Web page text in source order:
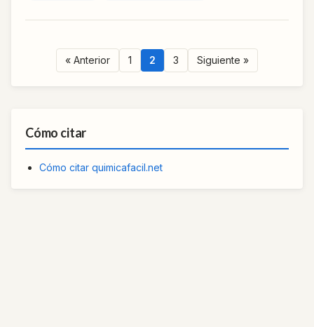
« Anterior 1 2 3 Siguiente »
Cómo citar
Cómo citar quimicafacil.net